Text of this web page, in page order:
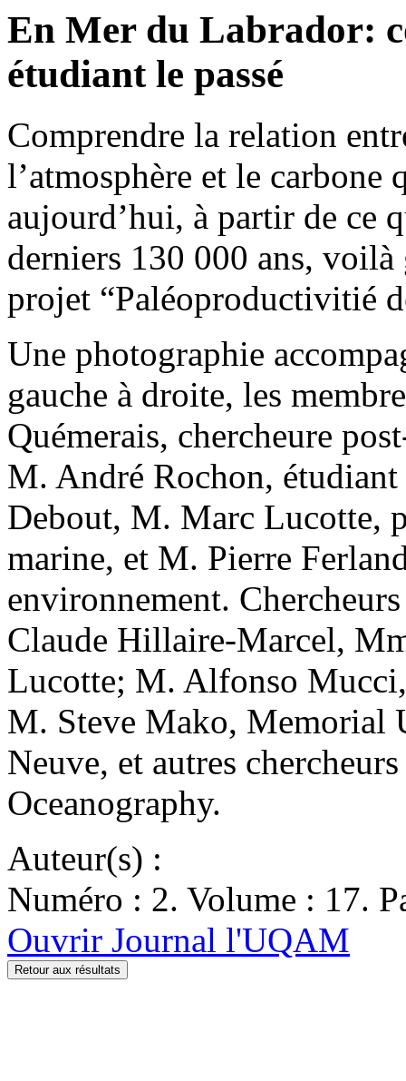
En Mer du Labrador:
étudiant le passé
Comprendre la relation
l’atmosphère et le carbone
aujourd’hui, à partir de ce
derniers 130 000 ans,
projet “Paléoproductivitié
Une photographie
gauche à droite, les
Quémerais, chercheure
M. André Rochon,
Debout, M. Marc Lucotte,
marine, et M. Pierre
environnement.
Claude Hillaire-Marcel,
Lucotte; M. Alfonso
M. Steve Mako, Memorial
Neuve, et autres
Oceanography.
Auteur(s) :
Numéro : 2. Volume : 17.
Ouvrir Journal l'UQAM
Retour aux résultats